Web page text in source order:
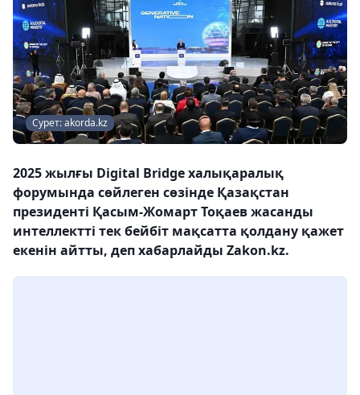
Сурет: akorda.kz
2025 жылғы Digital Bridge халықаралық
форумында сөйлеген сөзінде Қазақстан
президенті Қасым-Жомарт Тоқаев жасанды
интеллектті тек бейбіт мақсатта қолдану қажет
екенін айтты, деп хабарлайды Zakon.kz.